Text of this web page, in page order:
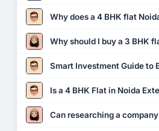
Why does a 4 BHK flat
Why should I buy a 3 BHK
Smart Investment Guide to
Is a 4 BHK Flat in Noida
Can researching a